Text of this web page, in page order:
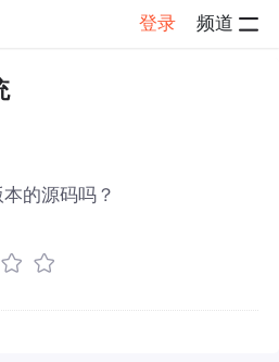
登录 频道
子详情
的源码吗？